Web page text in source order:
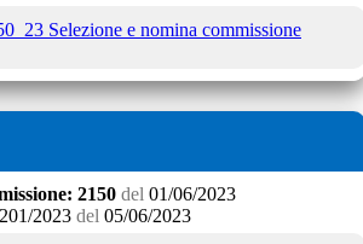
Selezione e nomina commissione
2150 del 01/06/2023
2023 del 05/06/2023